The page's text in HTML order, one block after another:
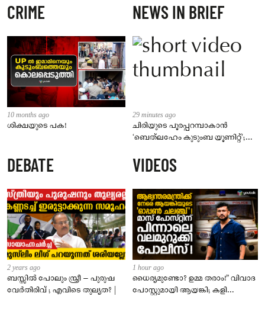
CRIME
10 months ago
ശിക്ഷയുടെ പക!
NEWS IN BRIEF
29 minutes ago
ചിരിയുടെ പൂരപ്പറമ്പാകാൻ
‘ബെത്‌ലഹേം കുടുംബ യൂണിറ്റ്’;
DEBATE
2 years ago
ബസ്സിൽ പോലും സ്ത്രീ – പുരുഷ
വേർതിരിവ് ; എവിടെ തുല്യത? |
VIDEOS
1 hour ago
ധൈര്യമുണ്ടോ? ഉമ്മ തരാം!” വിവാദ
പോസ്റ്റുമായി ആയങ്കി; കളി